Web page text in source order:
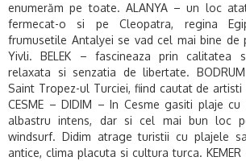
enumerăm pe toate. ALANYA – un loc
fermecat-o si pe Cleopatra, regina
frumusetile Antalyei se vad cel mai bine de
Yivli. BELEK – fascineaza prin calitatea
relaxata si senzatia de libertate.
Saint Tropez-ul Turciei, fiind cautat de
CESME – DIDIM – In Cesme gasiti plaje
albastru intens, dar si cel mai bun loc
windsurf. Didim atrage turistii cu plajele
antice, clima placuta si cultura turca.